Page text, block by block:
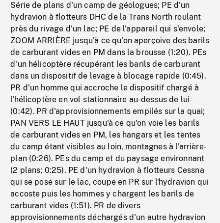
Série de plans d'un camp de géologues; PE d'un
hydravion à flotteurs DHC de la Trans North roulant
près du rivage d'un lac; PE de l'appareil qui s'envole;
ZOOM ARRIÈRE jusqu'à ce qu'on aperçoive des barils
de carburant vides en PM dans la brousse (1:20). PEs
d'un hélicoptère récupérant les barils de carburant
dans un dispositif de levage à blocage rapide (0:45).
PR d'un homme qui accroche le dispositif chargé à
l'hélicoptère en vol stationnaire au-dessus de lui
(0:42). PR d'approvisionnements empilés sur la quai;
PAN VERS LE HAUT jusqu'à ce qu'on voie les barils
de carburant vides en PM, les hangars et les tentes
du camp étant visibles au loin, montagnes à l'arrière-
plan (0:26). PEs du camp et du paysage environnant
(2 plans; 0:25). PE d'un hydravion à flotteurs Cessna
qui se pose sur le lac, coupe en PR sur l'hydravion qui
accoste puis les hommes y chargent les barils de
carburant vides (1:51). PR de divers
approvisionnements déchargés d'un autre hydravion